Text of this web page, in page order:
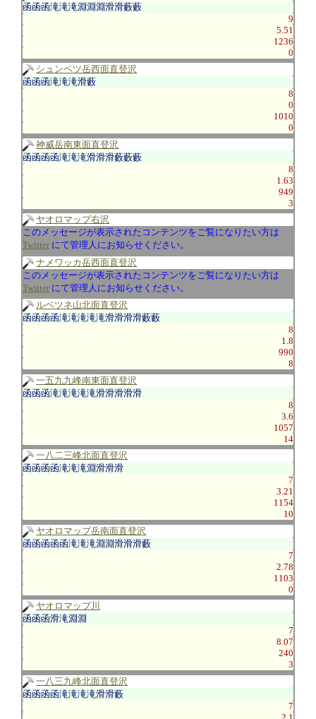
函函函滝滝滝淵淵淵滑滑藪藪
9
5.51
1236
0
シュンベツ岳西面直登沢
函函函滝滝滝滑藪
8
0
1010
0
神威岳南東面直登沢
函函函函滝滝滝滑滑滑藪藪藪
8
1.63
949
3
ヤオロマップ右沢
このメッセージが表示されたコンテンツをご覧になりたい方は
Twitter にて管理人にお知らせください。
ナメワッカ岳西面直登沢
このメッセージが表示されたコンテンツをご覧になりたい方は
Twitter にて管理人にお知らせください。
ルベツネ山北面直登沢
函函函函滝滝滝滝滝滑滑滑滑藪藪
8
1.8
990
8
一五九九峰南東面直登沢
函函函滝滝滝滝滝滑滑滑滑滑
8
3.6
1057
14
一八二三峰北面直登沢
函函函函滝滝滝淵滑滑滑
7
3.21
1154
10
ヤオロマップ岳南面直登沢
函函函函函滝滝滝淵淵滑滑滑藪
7
2.78
1103
0
ヤオロマップ川
函函函滑滝淵淵
7
8.07
240
3
一八三九峰北面直登沢
函函函函滝滝滝滝滑滑藪
7